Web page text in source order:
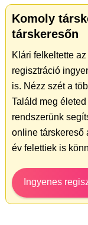
Komoly
társkeresőn
Klári felkeltette
regisztráció
is. Nézz szét a
Találd meg
rendszerünk
online társkereső
év felettiek is
Ingyenes